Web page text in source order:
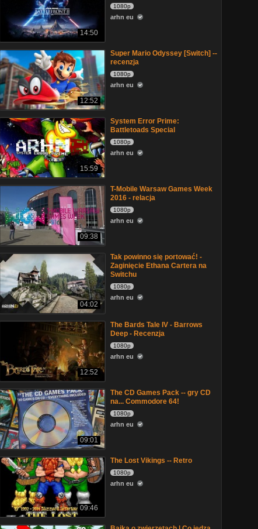
14:50
1080p
arhn eu
12:52
Super Mario Odyssey [Switch] --
recenzja
1080p
arhn eu
15:59
System Error Prime:
Battletoads Special
1080p
arhn eu
09:38
T-Mobile Warsaw Games Week
2016 - relacja
1080p
arhn eu
04:02
Tak powinno się portować! -
Zaginięcie Ethana Cartera na
Switchu
1080p
arhn eu
12:52
The Bards Tale IV - Barrows
Deep - Recenzja
1080p
arhn eu
09:01
The CD Games Pack -- gry CD
na... Commodore 64!
1080p
arhn eu
09:46
The Lost Vikings -- Retro
1080p
arhn eu